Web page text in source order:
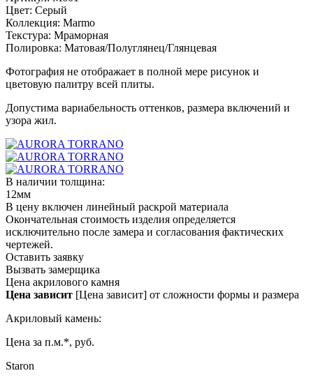
Цвет: Серый
Коллекция: Marmo
Текстура: Мраморная
Полировка: Матовая/Полуглянец/Глянцевая
Фотография не отображает в полной мере рисунок и
цветовую палитру всей плиты.
Допустима вариабельность оттенков, размера включений и
узора жил.
В наличии толщина:
12мм
В цену включен линейный раскрой материала
Окончательная стоимость изделия определяется
исключительно после замера и согласования фактических
чертежей.
Оставить заявку
Вызвать замерщика
Цена акрилового камня
Цена зависит [Цена зависит] от сложности формы и размера
Акриловый камень:
Цена за п.м.*, руб.
Staron